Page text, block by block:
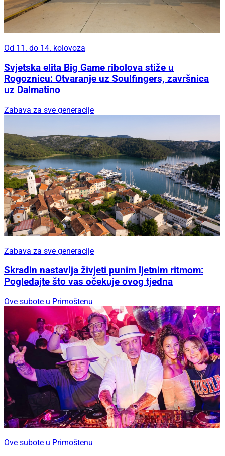
Od 11. do 14. kolovoza
Svjetska elita Big Game ribolova stiže u
Rogoznicu: Otvaranje uz Soulfingers, završnica
uz Dalmatino
Zabava za sve generacije
Zabava za sve generacije
Skradin nastavlja živjeti punim ljetnim ritmom:
Pogledajte što vas očekuje ovog tjedna
Ove subote u Primoštenu
Ove subote u Primoštenu